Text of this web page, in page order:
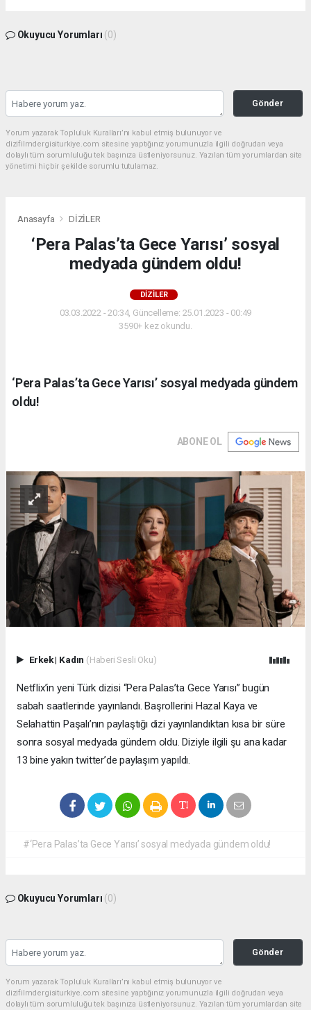
Okuyucu Yorumları (0)
Gönder
Yorum yazarak Topluluk Kuralları’nı kabul etmiş bulunuyor ve
dizifilmdergisiturkiye.com sitesine yaptığınız yorumunuzla ilgili doğrudan veya
dolaylı tüm sorumluluğu tek başınıza üstleniyorsunuz. Yazılan tüm yorumlardan site
yönetimi hiçbir şekilde sorumlu tutulamaz.
Anasayfa DİZİLER
‘Pera Palas’ta Gece Yarısı’ sosyal
medyada gündem oldu!
DİZİLER
03.03.2022 - 20:34, Güncelleme: 25.01.2023 - 00:49
3590+ kez okundu.
‘Pera Palas’ta Gece Yarısı’ sosyal medyada gündem
oldu!
ABONE OL
Erkek| Kadın (Haberi Sesli Oku)
Netflix’in yeni Türk dizisi “Pera Palas’ta Gece Yarısı” bugün
sabah saatlerinde yayınlandı. Başrollerini Hazal Kaya ve
Selahattin Paşalı’nın paylaştığı dizi yayınlandıktan kısa bir süre
sonra sosyal medyada gündem oldu. Diziyle ilgili şu ana kadar
13 bine yakın twitter’de paylaşım yapıldı.
#‘Pera Palas’ta Gece Yarısı’ sosyal medyada gündem oldu!
Okuyucu Yorumları (0)
Gönder
Yorum yazarak Topluluk Kuralları’nı kabul etmiş bulunuyor ve
dizifilmdergisiturkiye.com sitesine yaptığınız yorumunuzla ilgili doğrudan veya
dolaylı tüm sorumluluğu tek başınıza üstleniyorsunuz. Yazılan tüm yorumlardan site